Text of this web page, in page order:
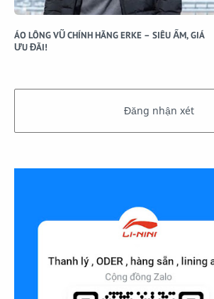
ÁO LÔNG VŨ CHÍNH HÃNG ERKE – SIÊU ẤM, GIÁ
ƯU ĐÃI!